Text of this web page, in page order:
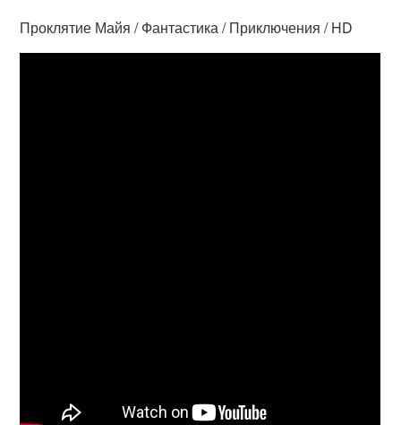
Проклятие Майя / Фантастика / Приключения / HD